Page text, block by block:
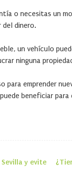
o necesitas un
del dinero.
un vehículo
ninguna
para emprender
beneficiar
entrada
y evite